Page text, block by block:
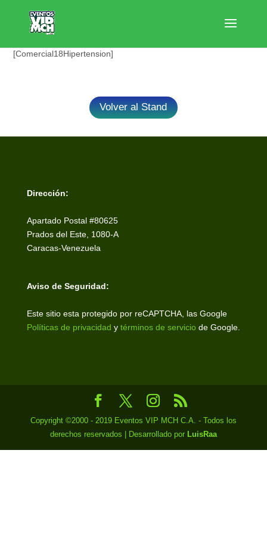
[Comercial18Hipertension]
Volver al Stand
Dirección:
Apartado Postal #80625
Prados del Este, 1080-A
Caracas-Venezuela
Aviso de Seguridad:
Este sitio esta protegido por reCAPTCHA, las Google
Políticas de privacidad y términos de servicio de Google.
Copyright ©2000 - 2019 Eventos VIP MCH C.A. - Todos los
derechos reservados | Desarrollado por LuisRaa